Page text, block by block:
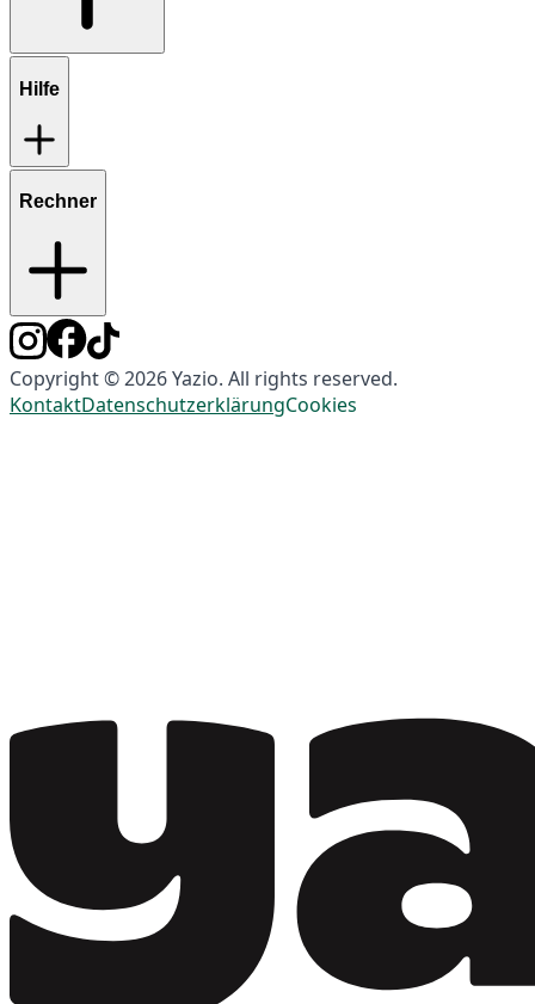
Hilfe
Rechner
Copyright © 2026 Yazio. All rights reserved.
KontaktDatenschutzerklärungCookies